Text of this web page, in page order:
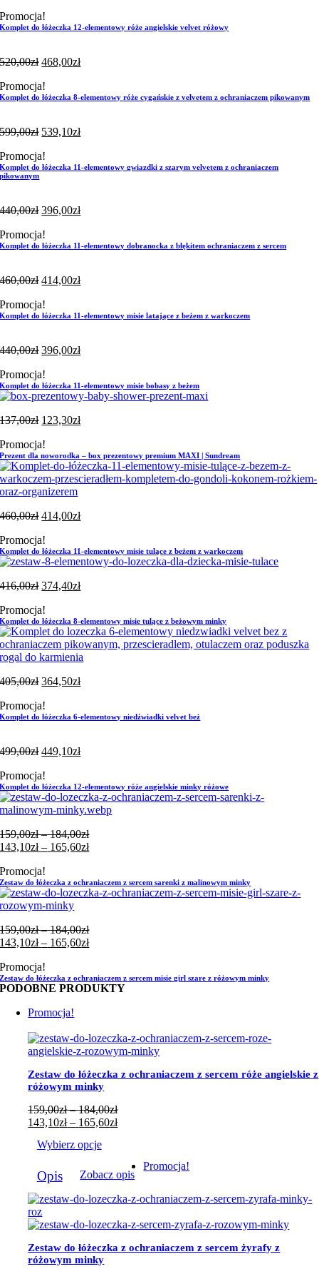
Promocja!
Komplet do łóżeczka 12-elementowy róże angielskie velvet różowy
520,00zł 468,00zł
Promocja!
Komplet do łóżeczka 8-elementowy róże cygańskie z velvetem z ochraniaczem pikowanym
599,00zł 539,10zł
Promocja!
Komplet do łóżeczka 11-elementowy gwiazdki z szarym velvetem z ochraniaczem
pikowanym
440,00zł 396,00zł
Promocja!
Komplet do łóżeczka 11-elementowy dobranocka z błękitem ochraniaczem z sercem
460,00zł 414,00zł
Promocja!
Komplet do łóżeczka 11-elementowy misie latające z beżem z warkoczem
440,00zł 396,00zł
Promocja!
Komplet do łóżeczka 11-elementowy misie bobasy z beżem
137,00zł 123,30zł
Promocja!
Prezent dla noworodka – box prezentowy premium MAXI | Sundream
460,00zł 414,00zł
Promocja!
Komplet do łóżeczka 11-elementowy misie tulące z beżem z warkoczem
416,00zł 374,40zł
Promocja!
Komplet do łóżeczka 8-elementowy misie tulące z beżowym minky
405,00zł 364,50zł
Promocja!
Komplet do łóżeczka 6-elementowy niedźwiadki velvet beż
499,00zł 449,10zł
Promocja!
Komplet do łóżeczka 12-elementowy róże angielskie minky różowe
159,00zł – 184,00złZakres
cen:
do
184,00zł
143,10zł – 165,60złZakres
143,10zł
do
Promocja!
Zestaw do łóżeczka z ochraniaczem z sercem sarenki z malinowym minky
159,00zł – 184,00złZakres
cen:
do
184,00zł
143,10zł – 165,60złZakres
143,10zł
do
Promocja!
Zestaw do łóżeczka z ochraniaczem z sercem misie girl szare z różowym minky
PODOBNE PRODUKTY
Promocja!
Zestaw do łóżeczka z ochraniaczem z sercem róże angielskie z
różowym minky
159,00zł – 184,00złZakres
cen:
184,00zł
143,10zł – 165,60złZakres
143,10zł
do
Wybierz opcje
produkt
ma
wiele
wariantów.
Opcje
można
wybrać
na
Opis Zobacz opis
Promocja!
Zestaw do łóżeczka z ochraniaczem z sercem żyrafy z
różowym minky